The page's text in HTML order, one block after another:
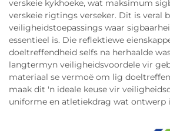
verskeie kykhoeke, wat maksimum
verskeie rigtings verseker. Dit is veral
veiligheidstoepassings waar
essentieel is. Die reflektiewe
doeltreffendheid selfs na herhaalde
langtermyn veiligheidsvoordele vir
materiaal se vermoë om lig
maak dit 'n ideale keuse vir
uniforme en atletiekdrag wat ontwerp